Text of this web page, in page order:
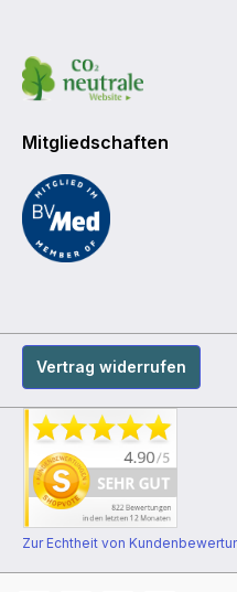
Mitgliedschaften
Vertrag widerrufen
Zur Echtheit von